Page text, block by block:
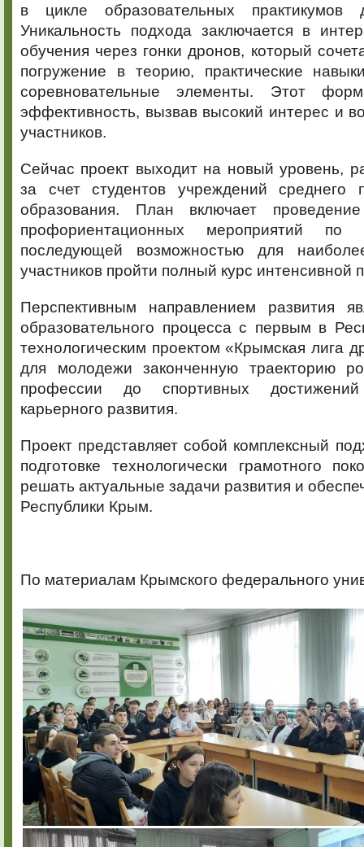
в цикле образовательных практикумов
Уникальность подхода заключается в
обучения через гонки дронов, который
погружение в теорию, практические
соревновательные элементы. Этот
эффективность, вызвав высокий интерес и
участников.
Сейчас проект выходит на новый уровень,
за счет студентов учреждений среднего
образования. План включает
профориентационных мероприятий
последующей возможностью для
участников пройти полный курс интенсивной
Перспективным направлением развития
образовательного процесса с первым в
технологическим проектом «Крымская лига
для молодежи законченную траекторию
профессии до спортивных
карьерного развития.
Проект представляет собой комплексный
подготовке технологически грамотного
решать актуальные задачи развития и
Республики Крым.
По материалам Крымского федерального